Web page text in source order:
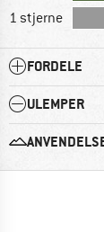
1 stjerne
FORDELE
ULEMPER